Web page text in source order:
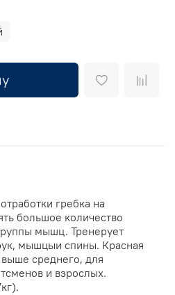
гребка на
большое количество
мышц. Тренерует
мышцыи спины. Красная
среднего, для
и взрослых.